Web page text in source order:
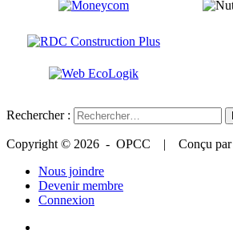
Rechercher :
Copyright © 2026 - OPCC | Conçu par
Nous joindre
Devenir membre
Connexion